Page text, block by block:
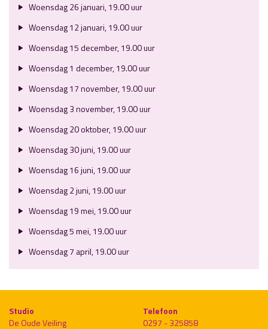
Woensdag 26 januari, 19.00 uur
Woensdag 12 januari, 19.00 uur
Woensdag 15 december, 19.00 uur
Woensdag 1 december, 19.00 uur
Woensdag 17 november, 19.00 uur
Woensdag 3 november, 19.00 uur
Woensdag 20 oktober, 19.00 uur
Woensdag 30 juni, 19.00 uur
Woensdag 16 juni, 19.00 uur
Woensdag 2 juni, 19.00 uur
Woensdag 19 mei, 19.00 uur
Woensdag 5 mei, 19.00 uur
Woensdag 7 april, 19.00 uur
Studio
De Oude Veiling
Telefoon
0297 - 325858